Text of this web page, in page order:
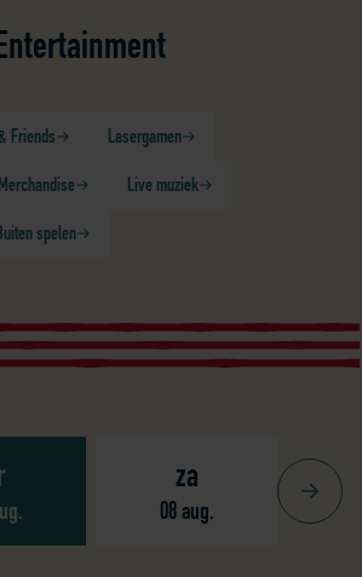
Friends Lasergamen
Merchandise Live muziek
spelen
za
08 aug.